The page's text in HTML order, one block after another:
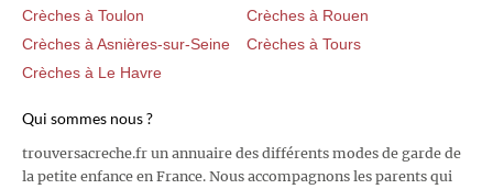
Crèches à Toulon
Crèches à Rouen
Crèches à Asnières-sur-Seine
Crèches à Tours
Crèches à Le Havre
Qui sommes nous ?
trouversacreche.fr un annuaire des différents modes de garde de
la petite enfance en France. Nous accompagnons les parents qui